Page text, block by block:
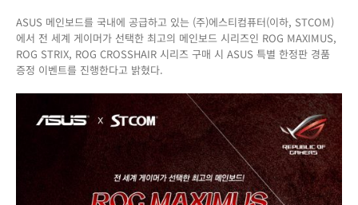
머
가
선
최
의
인
보
드!
ASUS 메인보드를 국내에 공급하고 있는 (주)에스티컴퓨터(이하, STCOM)
에서 전 세계 게이머가 선택한 최고의 메인보드 시리즈인 ROG MAXIMUS,
ROG STRIX, ROG CROSSHAIR 시리즈 구매 시 ASUS 특별 한정판 경품
증정 이벤트를 진행한다고 밝혔다.